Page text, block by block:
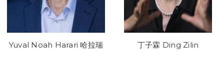
Yuval Noah Harari 哈拉瑞 丁子霖 Ding Zilin